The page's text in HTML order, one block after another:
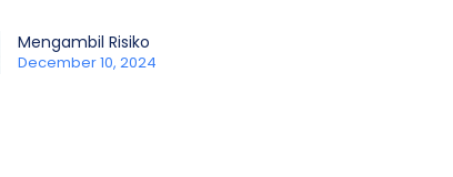
Mengambil Risiko
December 10, 2024